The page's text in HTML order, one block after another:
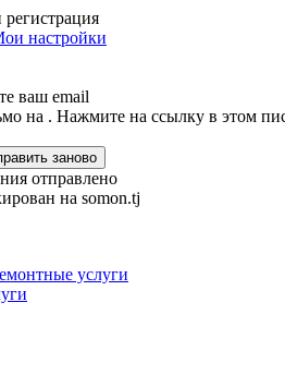
настройки
ваш email
на . Нажмите на ссылку в этом
заново
отправлено
на somon.tj
услуги